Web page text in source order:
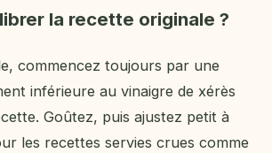
la recette originale ?
commencez toujours par une
inférieure au vinaigre de xérès
Goûtez, puis ajustez petit à
les recettes servies crues comme